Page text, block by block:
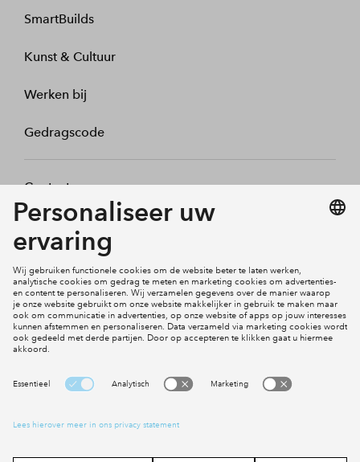
SmartBuilds
Kunst & Cultuur
Werken bij
Gedragscode
Contact
Mijn profiel
Social Media
Cookies